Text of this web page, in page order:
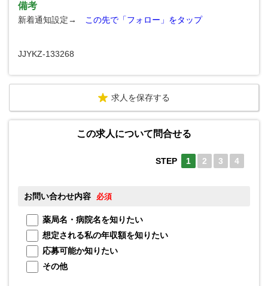
備考
新着通知設定→ この先で「フォロー」をタップ
JJYKZ-133268
求人を保存する
この求人について問合せる
STEP 1 2 3 4
お問い合わせ内容 必須
薬局名・病院名を知りたい
想定される私の年収額を知りたい
応募可能か知りたい
その他